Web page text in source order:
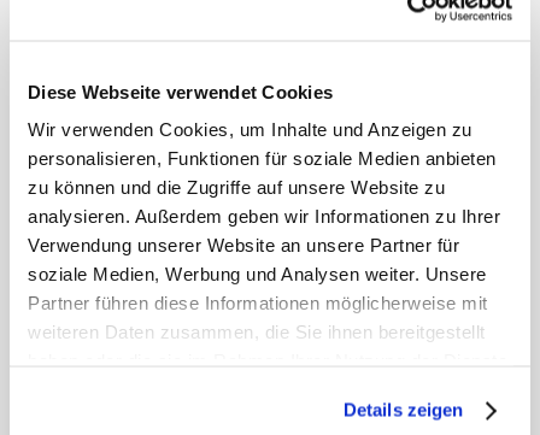
Diese Webseite verwendet Cookies
Wir verwenden Cookies, um Inhalte und Anzeigen zu
personalisieren, Funktionen für soziale Medien anbieten
zu können und die Zugriffe auf unsere Website zu
analysieren. Außerdem geben wir Informationen zu Ihrer
Verwendung unserer Website an unsere Partner für
soziale Medien, Werbung und Analysen weiter. Unsere
Partner führen diese Informationen möglicherweise mit
weiteren Daten zusammen, die Sie ihnen bereitgestellt
Details zeigen
Gerhard Müller, MSc
gerhard.mueller@umit-
t+43 50 8648 3891
Kontakt
Mag. phil. Elisa Haid
Service Doktorat
doktorat@umit-tirol.at
t+43 50 8648 3819
f +43 50 8648 673819
Termine 2025/2026